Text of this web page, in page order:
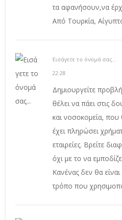
τα αφανήσουν,να
Από Τουρκία,
Εισάγετε το όνομά σας...
22:28
Δημιουργείτε
θέλει να πάει στις
και νοσοκομεία, που
έχει πληρώσει
εταιρείες. Βρείτε
όχι με το να
Κανένας δεν θα
τρόπο που